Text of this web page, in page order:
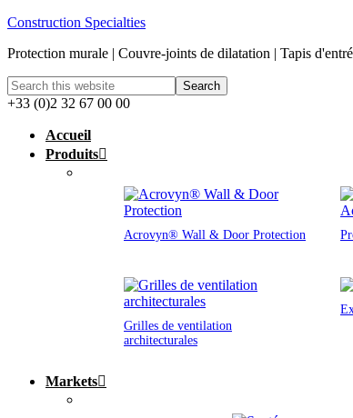
Construction Specialties
Protection murale | Couvre-joints de dilatation | Tapis
+33 (0)2 32 67 00 00
Accueil
Produits
Acrovyn® Wall & Door Protection
Grilles de ventilation
architecturales
Markets